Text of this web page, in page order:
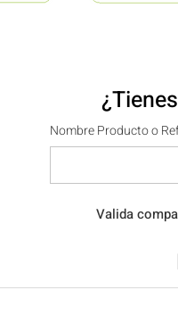
Nombre Producto o
Valida